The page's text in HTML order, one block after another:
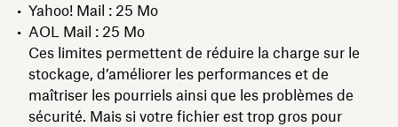
Yahoo! Mail : 25 Mo
AOL Mail : 25 Mo
Ces limites permettent de réduire la charge sur le
stockage, d’améliorer les performances et de
maîtriser les pourriels ainsi que les problèmes de
sécurité. Mais si votre fichier est trop gros pour